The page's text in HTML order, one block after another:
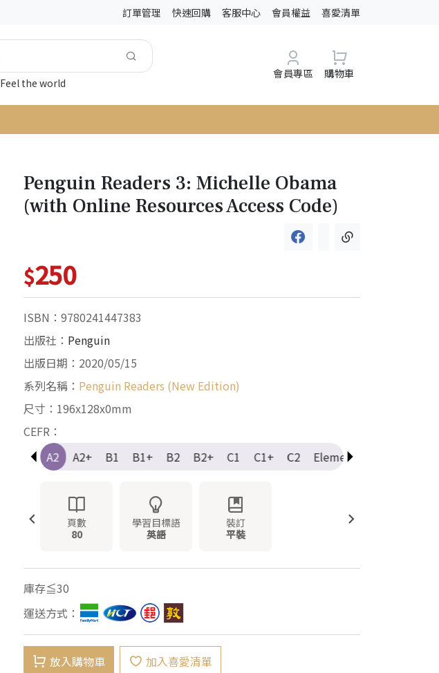
訂單管理 快速回購 客服中心 會員權益 喜愛清單
Feel the world
會員專區 購物車
Penguin Readers 3: Michelle Obama
(with Online Resources Access Code)
$250
ISBN：9780241447383
出版社： Penguin
出版日期：2020/05/15
系列名稱： Penguin Readers (New Edition)
尺寸：196x128x0mm
CEFR：
A1+ A2 A2+ B1 B1+ B2 B2+ C1 C1+ C2 Elementary
頁數
80
學習目標語
英語
裝訂
平裝
庫存≦30
運送方式：
放入購物車 加入喜愛清單